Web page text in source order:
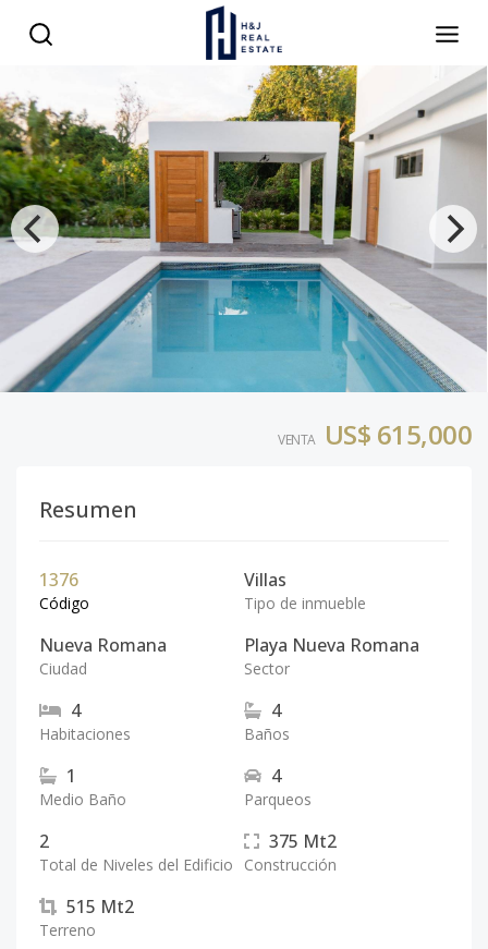
VENTA US$ 615,000
Resumen
1376
Código
Villas
Tipo de inmueble
Nueva Romana
Ciudad
Playa Nueva Romana
Sector
4
Habitaciones
4
Baños
1
Medio Baño
4
Parqueos
2
Total de Niveles del Edificio
375 Mt2
Construcción
515 Mt2
Terreno